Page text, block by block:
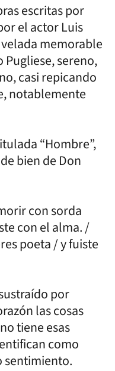
escritas por
el actor Luis
memorable
Pugliese, sereno,
casi repicando
notablemente
“Hombre”,
bien de Don
con sorda
con el alma. /
poeta / y fuiste
por
las cosas
tiene esas
como
sentimiento.